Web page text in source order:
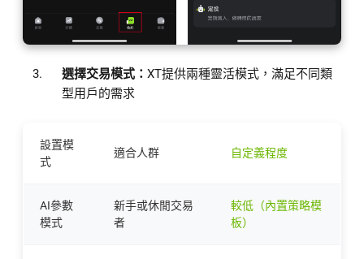
選擇交易模式： XT提供兩種靈活模式，滿足不同類
型用戶的需求
設置模
式
適合人群 自定義程度
AI參數
模式
新手或休閒交易
者
較低（內置策略模
板）